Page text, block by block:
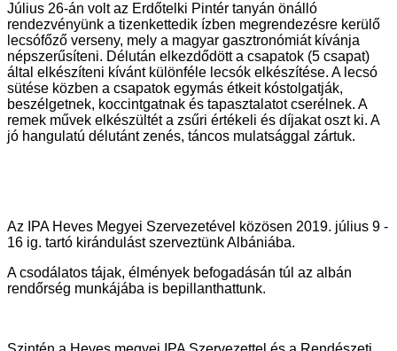
Július 26-án volt az Erdőtelki Pintér tanyán önálló
rendezvényünk a tizenkettedik ízben megrendezésre kerülő
lecsófőző verseny, mely a magyar gasztronómiát kívánja
népszerűsíteni. Délután elkezdődött a csapatok (5 csapat)
által elkészíteni kívánt különféle lecsók elkészítése. A lecsó
sütése közben a csapatok egymás étkeit kóstolgatják,
beszélgetnek, koccintgatnak és tapasztalatot cserélnek. A
remek művek elkészültét a zsűri értékeli és díjakat oszt ki. A
jó hangulatú délutánt zenés, táncos mulatsággal zártuk.
Az IPA Heves Megyei Szervezetével közösen 2019. július 9 -
16 ig. tartó kirándulást szerveztünk Albániába.
A csodálatos tájak, élmények befogadásán túl az albán
rendőrség munkájába is bepillanthattunk.